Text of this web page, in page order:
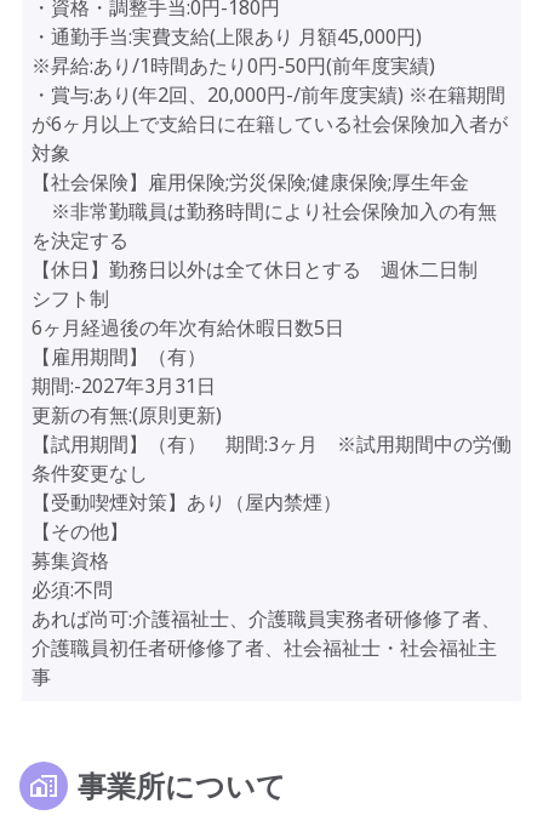
・資格・調整手当:0円-180円
・通勤手当:実費支給(上限あり 月額45,000円)
※昇給:あり/1時間あたり0円-50円(前年度実績)
・賞与:あり(年2回、20,000円-/前年度実績) ※在籍期間
が6ヶ月以上で支給日に在籍している社会保険加入者が
対象
【社会保険】雇用保険;労災保険;健康保険;厚生年金
※非常勤職員は勤務時間により社会保険加入の有無
を決定する
【休日】勤務日以外は全て休日とする 週休二日制
シフト制
6ヶ月経過後の年次有給休暇日数5日
【雇用期間】（有）
期間:-2027年3月31日
更新の有無:(原則更新)
【試用期間】（有） 期間:3ヶ月 ※試用期間中の労働
条件変更なし
【受動喫煙対策】あり（屋内禁煙）
【その他】
募集資格
必須:不問
あれば尚可:介護福祉士、介護職員実務者研修修了者、
介護職員初任者研修修了者、社会福祉士・社会福祉主
事
事業所について